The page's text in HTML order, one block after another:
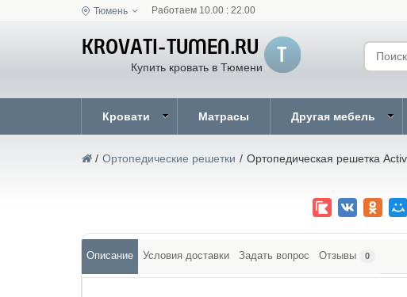
Тюмень Работаем 10.00 : 22.00
Купить кровать в Тюмени
Кровати Матрасы Другая мебель
/ Ортопедические решетки / Ортопедическая решетка
Описание Условия доставки Задать вопрос Отзывы 0